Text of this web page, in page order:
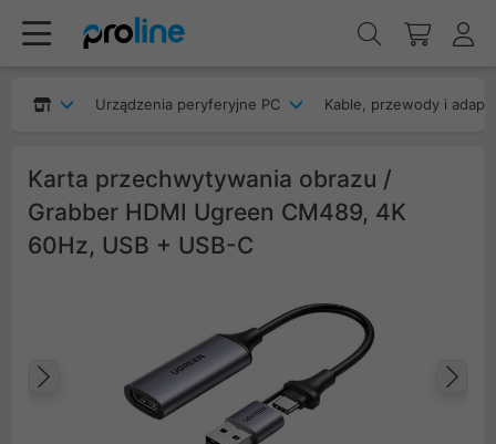
Urządzenia peryferyjne PC Kable, przewody i
Karta przechwytywania obrazu /
Grabber HDMI Ugreen CM489, 4K
60Hz, USB + USB-C
Poprzedni